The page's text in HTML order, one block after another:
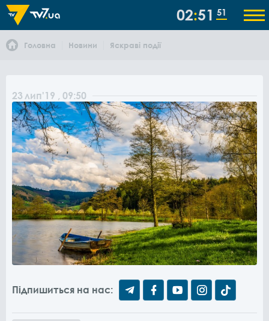
02 51 51
Головна Новини Яскраві події
23 лип'19 , 09:50
Підпишиться на нас: